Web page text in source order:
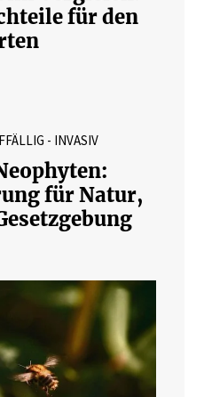
für den
- INVASIV
für Natur,